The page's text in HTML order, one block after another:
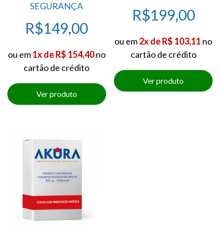
SEGURANÇA
R$149,00
ou em1x de R$ 154,40no
cartão de crédito
R$199,00
ou em2x de R$ 103,11 no
cartão de crédito